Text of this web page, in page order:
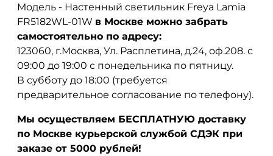
Модель - Настенный светильник Freya Lamia
FR5182WL-01W в Москве можно забрать
самостоятельно по адресу:
123060, г.Москва, Ул. Расплетина, д.24, оф.208. с
09:00 до 19:00 с понедельника по пятницу.
В субботу до 18:00 (требуется
предварительное согласование по телефону).
Мы осуществляем БЕСПЛАТНУЮ доставку
по Москве курьерской службой СДЭК при
заказе от 5000 рублей!